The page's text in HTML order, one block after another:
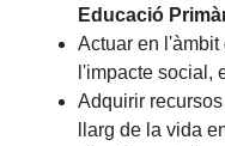
Educació
Actuar en
l'impacte social,
Adquirir
llarg de la vida